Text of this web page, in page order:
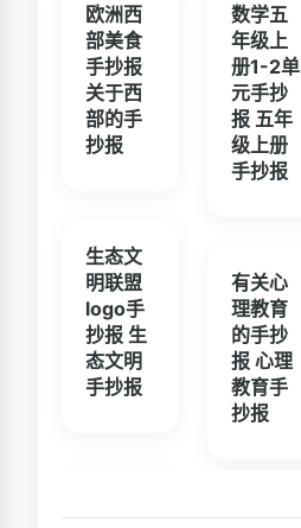
欧洲西
部美食
手抄报
关于西
部的手
抄报
生态文
明联盟
logo手
抄报 生
态文明
手抄报
数学五
年级上
册1-2单
元手抄
报 五年
级上册
手抄报
有关心
理教育
的手抄
报 心理
教育手
抄报